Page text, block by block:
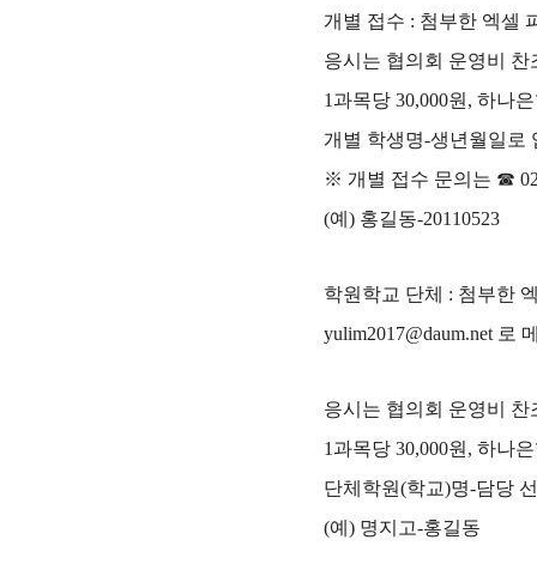
개별 접수 : 첨부한 엑셀
응시는 협의회 운영비 찬
1 과목당 30,000원 , 하나
개별 학생명-생년월일로
※ 개별 접수 문의는 ☎
(예 ) 홍길동-20110523
학원학교 단체 : 첨부한
yulim2017@daum.net 로
응시는 협의회 운영비 찬
1 과목당 30,000원 , 하나
단체학원(학교)명-담당
(예 ) 명지고-홍길동